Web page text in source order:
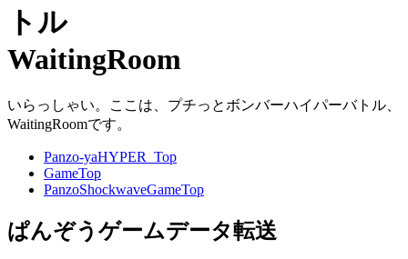
トル
WaitingRoom
いらっしゃい。ここは、プチっとボンバーハイパーバトル、
WaitingRoomです。
Panzo-yaHYPER_Top
GameTop
PanzoShockwaveGameTop
ぱんぞうゲームデータ転送